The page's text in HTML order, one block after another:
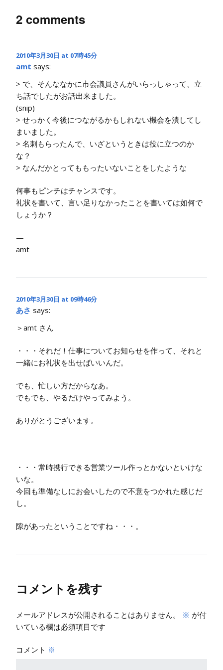
2 comments
2010年3月30日 at 07時45分
amt says:
> で、そんななかに市会議員さんがいらっしゃって、立
ち話でしたがお話出来ました。
(snip)
> せっかく今後につながるかもしれない機会を潰してし
まいました。
> 名刺もらったんで、いざというときは役に立つのか
な？
> なんだかとってももったいないことをしたような
何事もピンチはチャンスです。
礼状を書いて、言い足りなかったことを書いては如何で
しょうか？
—
amt
2010年3月30日 at 09時46分
あさ says:
＞amt さん
・・・それだ！仕事についてお知らせを作って、それと
一緒にお礼状を出せばいいんだ。
でも、忙しい方だからなあ。
でもでも、やるだけやってみよう。
ありがとうございます。
・・・常時携行できる営業ツール作っとかないといけな
いな。
今回も準備なしにお会いしたので不意をつかれた感じだ
し。
隙があったということですね・・・。
コメントを残す
メールアドレスが公開されることはありません。 ※ が付
いている欄は必須項目です
コメント ※